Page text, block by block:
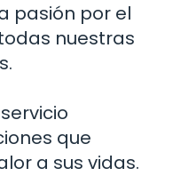
pasión por el
nuestras
que
a sus vidas.